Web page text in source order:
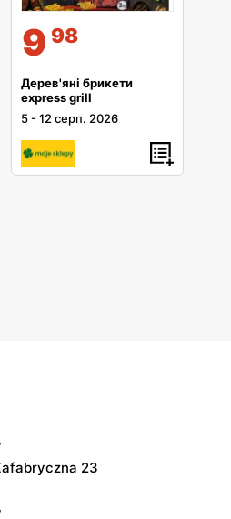
9 98
Дерев'яні брикети
express grill
5 -12 серп. 2026
23